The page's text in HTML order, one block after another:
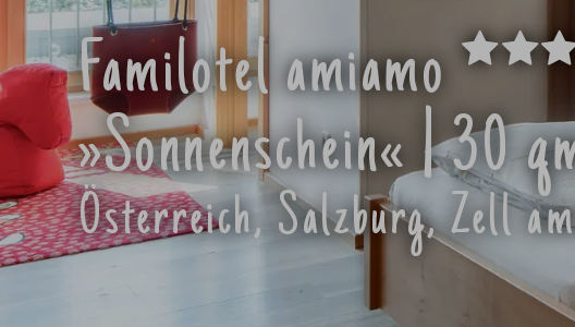
Familotel amiamo
»Sonnenschein« | 30
Österreich, Salzburg, Zell